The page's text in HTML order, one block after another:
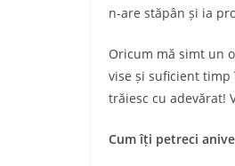
n-are stăpân și ia
Oricum mă simt un
vise și suficient timp
trăiesc cu adevărat!
Cum îți petreci